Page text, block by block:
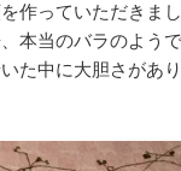
作っていただきま
本当のバラのよう
た中に大胆さがあ